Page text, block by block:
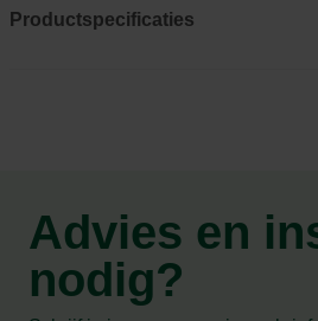
Productspecificaties
Advies en
nodig?